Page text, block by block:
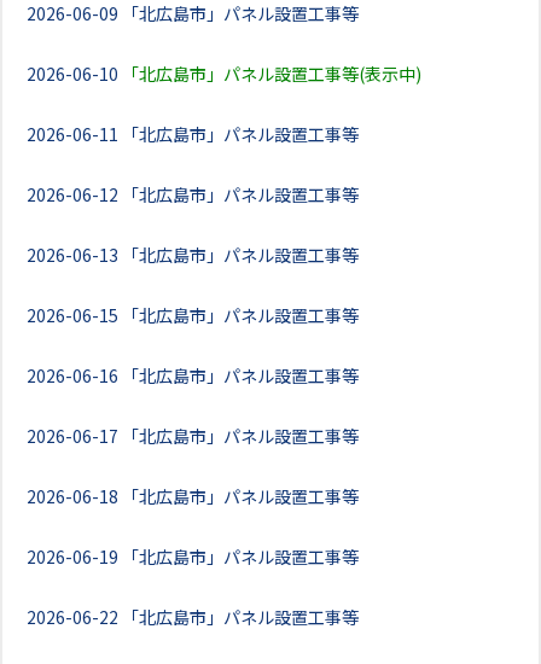
2026-06-09 「北広島市」パネル設置工事等
2026-06-10 「北広島市」パネル設置工事等(表示中)
2026-06-11 「北広島市」パネル設置工事等
2026-06-12 「北広島市」パネル設置工事等
2026-06-13 「北広島市」パネル設置工事等
2026-06-15 「北広島市」パネル設置工事等
2026-06-16 「北広島市」パネル設置工事等
2026-06-17 「北広島市」パネル設置工事等
2026-06-18 「北広島市」パネル設置工事等
2026-06-19 「北広島市」パネル設置工事等
2026-06-22 「北広島市」パネル設置工事等